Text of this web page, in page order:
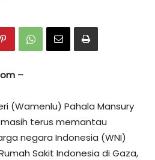
–
(Wamenlu) Pahala Mansury
terus memantau
negara Indonesia (WNI)
Sakit Indonesia di Gaza,